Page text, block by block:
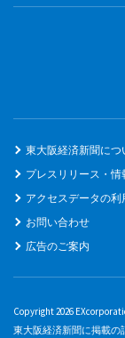
東大阪経済新聞につ
プレスリリース・
アクセスデータの利
お問い合わせ
広告のご案内
Copyright 2026
東大阪経済新聞に掲載の